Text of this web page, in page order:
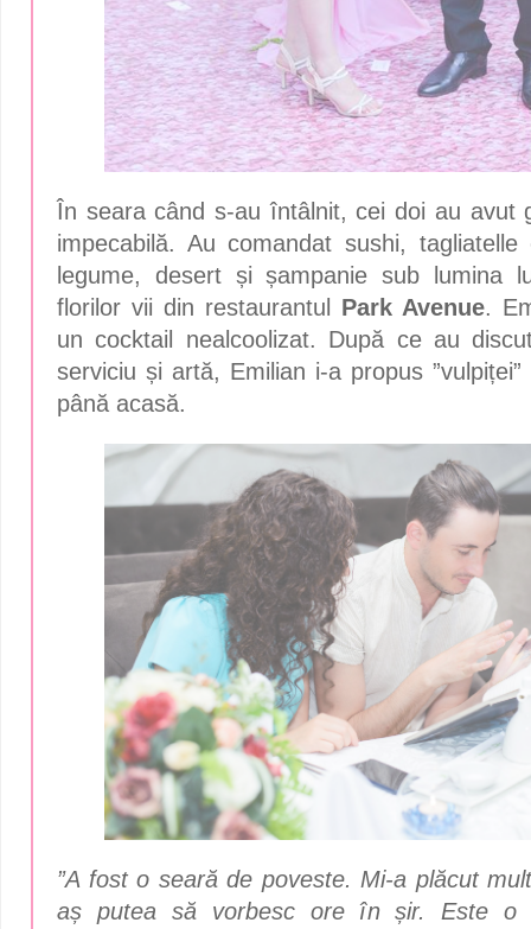
În seara când s-au întâlnit, cei doi au avut
impecabilă. Au comandat sushi,
legume, desert și șampanie sub lumina
florilor vii din restaurantul
Park Avenue.
un cocktail nealcoolizat. După ce au
serviciu și artă, Emilian i-a propus
până acasă.
”A fost o seară de poveste. Mi-a plăcut
aș putea să vorbesc ore în șir. Este o